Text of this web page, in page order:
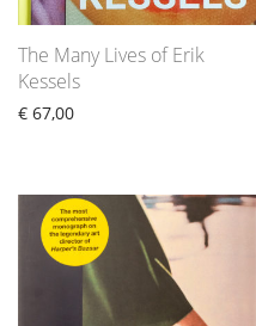
The Many Lives of Erik
Kessels
€ 67,00